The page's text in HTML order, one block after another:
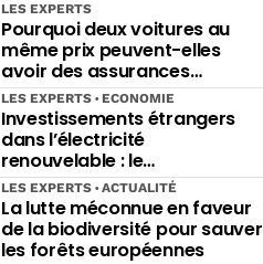
Pourquoi deux voitures au
même prix peuvent-elles
avoir des assurances
différentes ?
LES EXPERTS
Investissements étrangers
dans l’électricité
renouvelable : le
gouvernement au pied du
mur
LES EXPERTS ECONOMIE
La lutte méconnue en faveur
de la biodiversité pour sauver
les forêts européennes
LES EXPERTS ACTUALITÉ